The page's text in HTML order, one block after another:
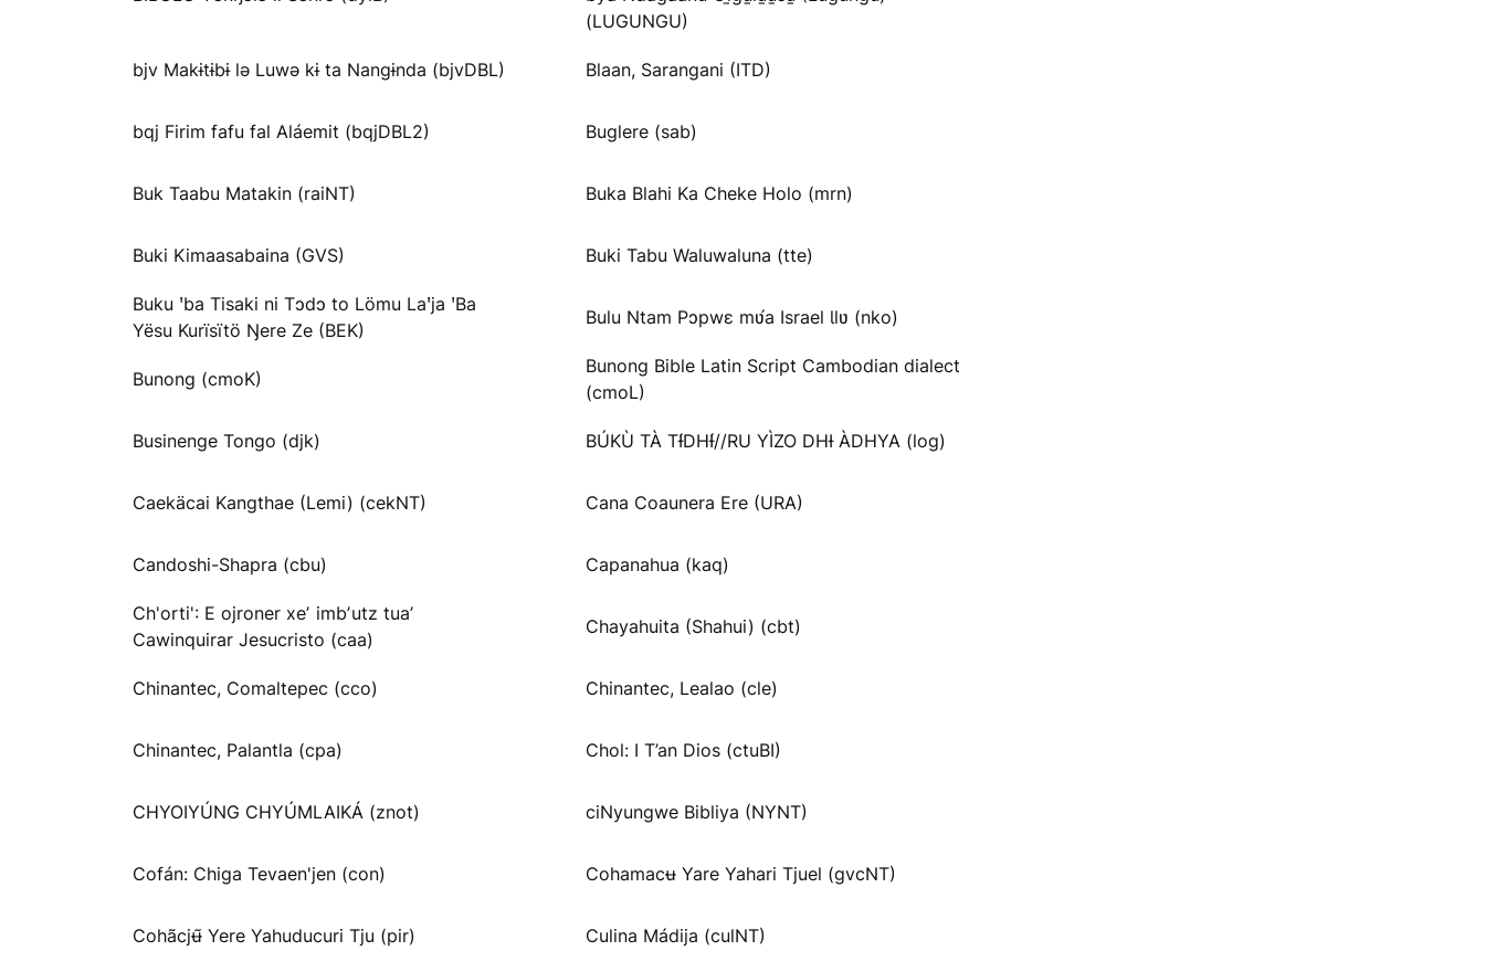
(LUGUNGU)
bjv Makɨtɨbɨ lə Luwə kɨ ta Nangɨnda (bjvDBL) Blaan, Sarangani (ITD)
bqj Firim fafu fal Aláemit (bqjDBL2) Buglere (sab)
Buk Taabu Matakin (raiNT) Buka Blahi Ka Cheke Holo (mrn)
Buki Kimaasabaina (GVS) Buki Tabu Waluwaluna (tte)
Buku ꞌba Tisaki ni Tɔdɔ to Lömu Laꞌja ꞌBa
Yësu Kurïsïtö Ŋere Ze (BEK)
Bulu Ntam Pɔpwɛ mʋ́a Israel Ɩlʋ (nko)
Bunong (cmoK)
Bunong Bible Latin Script Cambodian dialect
(cmoL)
Businenge Tongo (djk) BÚKÙ TÀ TƗ́DHƗ́//RU YÌZO DHƗ ÀDHYA (log)
Caekäcai Kangthae (Lemi) (cekNT) Cana Coaunera Ere (URA)
Candoshi-Shapra (cbu) Capanahua (kaq)
Ch'orti': E ojroner xeʼ imbʼutz tuaʼ
Cawinquirar Jesucristo (caa)
Chayahuita (Shahui) (cbt)
Chinantec, Comaltepec (cco) Chinantec, Lealao (cle)
Chinantec, Palantla (cpa) Chol: I T’an Dios (ctuBI)
CHYOIYÚNG CHYÚMLAIKÁ (znot) ciNyungwe Bibliya (NYNT)
Cofán: Chiga Tevaen'jen (con) Cohamacʉ Yare Yahari Tjuel (gvcNT)
Cohãcjʉ̃ Yere Yahuducuri Tju (pir) Culina Mádija (culNT)